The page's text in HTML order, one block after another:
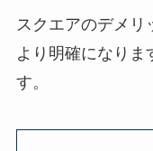
スクエアのデメリ
より明確になりま
す。